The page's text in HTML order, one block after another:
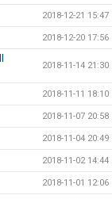
2018-12-21 15:47
2018-12-20 17:56
2018-11-14 21:30
2018-11-11 18:10
2018-11-07 20:58
2018-11-04 20:49
2018-11-02 14:44
2018-11-01 12:06